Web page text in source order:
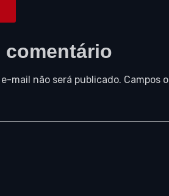
comentário
mail não será publicado. Campos